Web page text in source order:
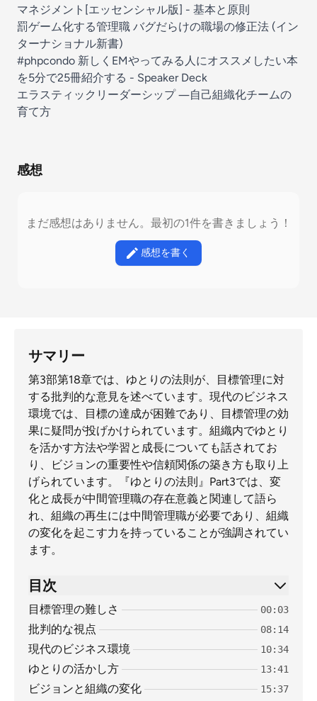
マネジメント[エッセンシャル版] - 基本と原則
罰ゲーム化する管理職 バグだらけの職場の修正法 (イン
ターナショナル新書)
#phpcondo 新しくEMやってみる人にオススメしたい本
を5分で25冊紹介する - Speaker Deck
エラスティックリーダーシップ ―自己組織化チームの
育て方
感想
まだ感想はありません。最初の1件を書きましょう！
感想を書く
サマリー
第3部第18章では、ゆとりの法則が、目標管理に対
する批判的な意見を述べています。現代のビジネス
環境では、目標の達成が困難であり、目標管理の効
果に疑問が投げかけられています。組織内でゆとり
を活かす方法や学習と成長についても話されてお
り、ビジョンの重要性や信頼関係の築き方も取り上
げられています。『ゆとりの法則』Part3では、変
化と成長が中間管理職の存在意義と関連して語ら
れ、組織の再生には中間管理職が必要であり、組織
の変化を起こす力を持っていることが強調されてい
ます。
目次
目標管理の難しさ 00:03
批判的な視点 08:14
現代のビジネス環境 10:34
ゆとりの活かし方 13:41
ビジョンと組織の変化 15:37